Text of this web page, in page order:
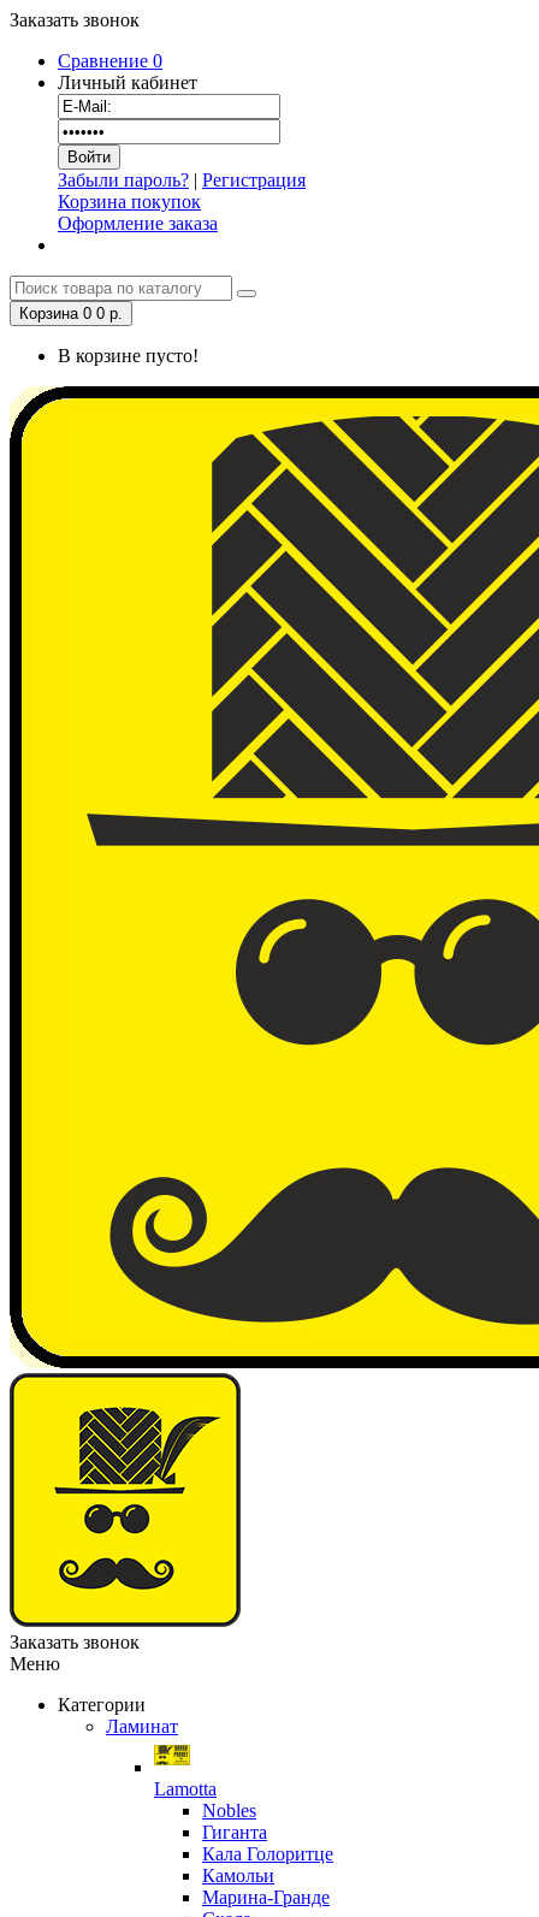
Заказать звонок
Сравнение 0
Личный кабинет
Забыли пароль? | Регистрация
Корзина покупок
Оформление заказа
Корзина 0 0 р.
В корзине пусто!
Заказать звонок
Меню
Категории
Ламинат
Lamotta
Nobles
Гиганта
Кала Голоритце
Камольи
Марина-Гранде